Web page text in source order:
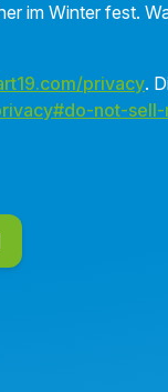
im Winter fest.
privacy.
not-